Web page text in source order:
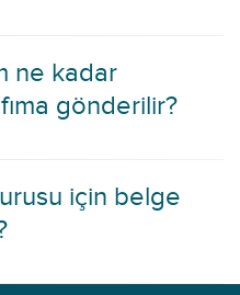
ne kadar
gönderilir?
için belge